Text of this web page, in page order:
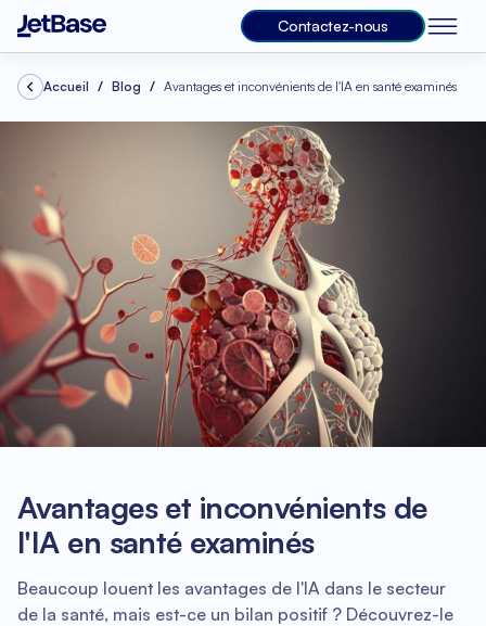
Contactez-nous
Accueil Blog Avantages et inconvénients de l'IA en santé examinés
Avantages et inconvénients de
l'IA en santé examinés
Beaucoup louent les avantages de l'IA dans le secteur
de la santé, mais est-ce un bilan positif ? Découvrez-le